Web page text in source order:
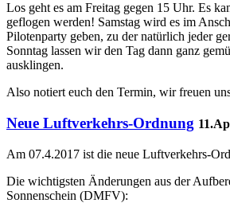
Los geht es am Freitag gegen 15 Uhr. Es
geflogen werden! Samstag wird es im
Pilotenparty geben, zu der natürlich jeder
Sonntag lassen wir den Tag dann ganz
ausklingen.
Also notiert euch den Termin, wir freuen
Neue Luftverkehrs-Ordnung
Am 07.4.2017 ist die neue Luftverkehrs-
Die wichtigsten Änderungen aus der
Sonnenschein (DMFV):